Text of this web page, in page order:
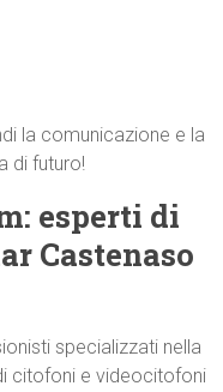
la comunicazione e la
di futuro!
esperti di
Castenaso
specializzati nella
citofoni e videocitofoni